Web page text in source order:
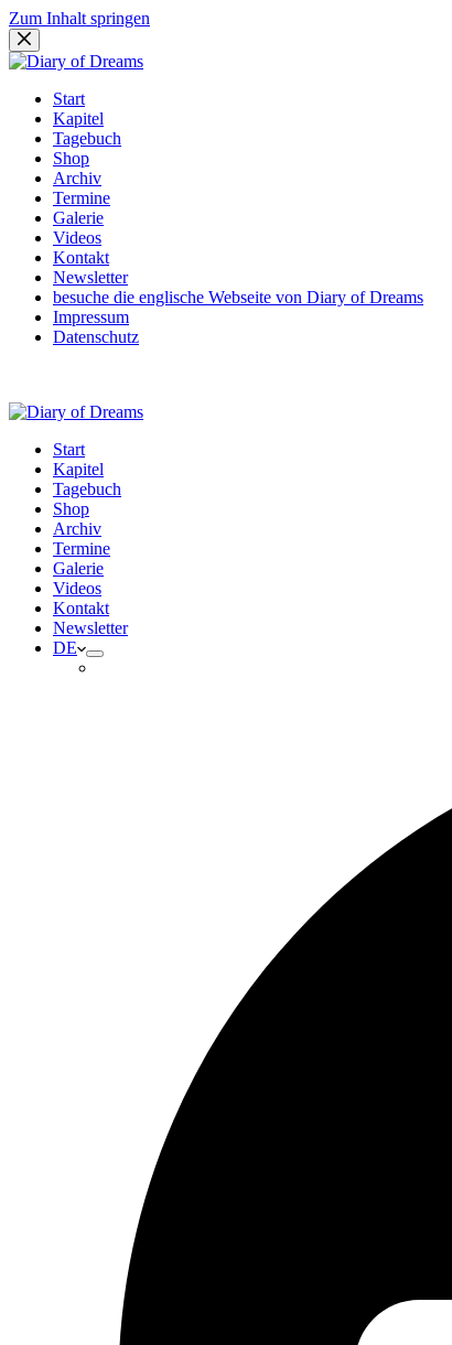
Zum Inhalt springen
Start
Kapitel
Tagebuch
Shop
Archiv
Termine
Galerie
Videos
Kontakt
Newsletter
besuche die englische Webseite von Diary of Dreams
Impressum
Datenschutz
Start
Kapitel
Tagebuch
Shop
Archiv
Termine
Galerie
Videos
Kontakt
Newsletter
DE